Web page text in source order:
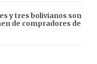
y tres bolivianos son
de compradores de